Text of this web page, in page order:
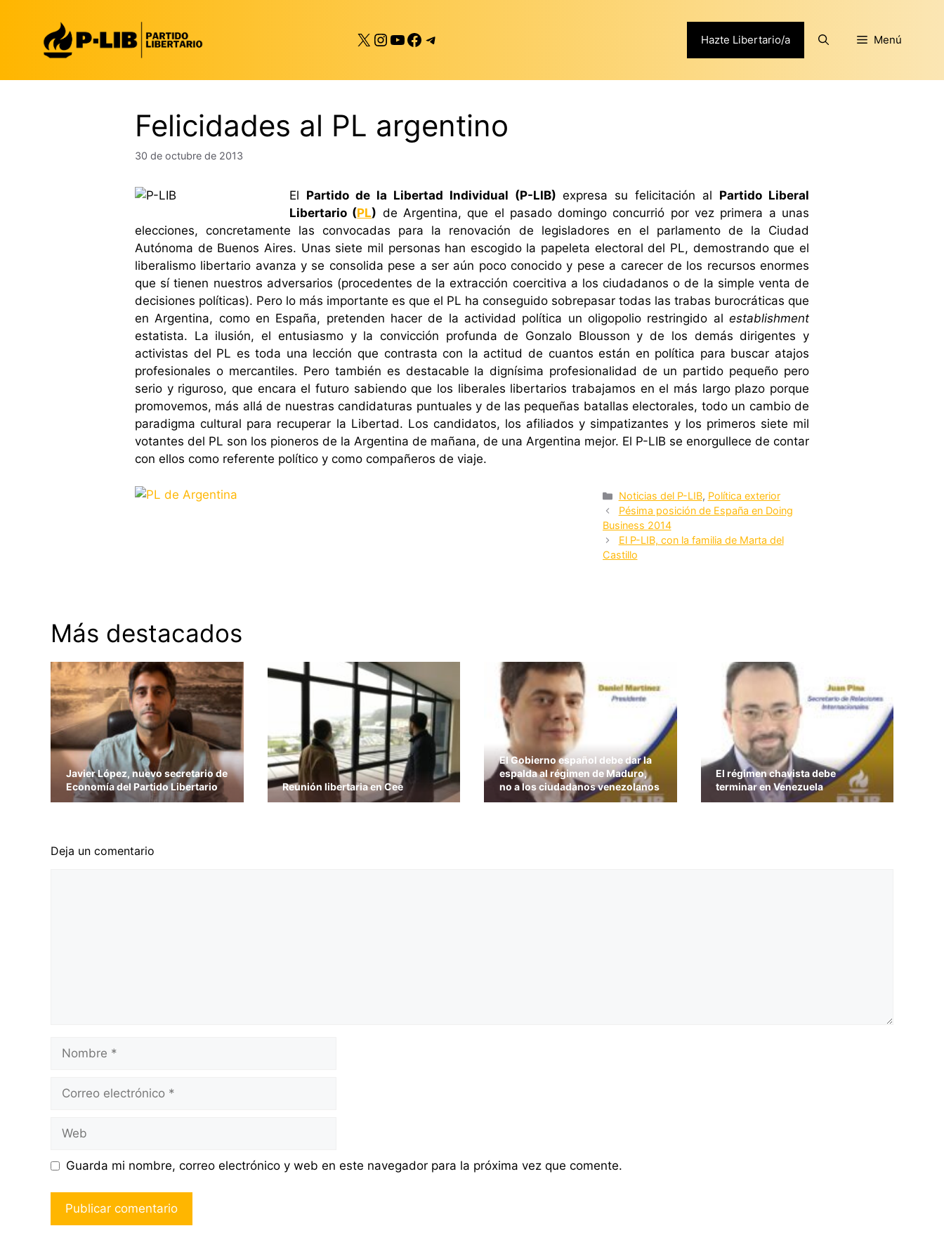
contenido
X Instagram
YouTube
Facebook
Telegram Hazte Libertario/a Menú
Felicidades al PL argentino
30 de octubre de 2013
El Partido de la Libertad Individual (P-LIB) expresa su felicitación al Partido Liberal
Libertario (PL) de Argentina, que el pasado domingo concurrió por vez primera a unas
elecciones, concretamente las convocadas para la renovación de legisladores en el parlamento de la Ciudad
Autónoma de Buenos Aires. Unas siete mil personas han escogido la papeleta electoral del PL, demostrando que el
liberalismo libertario avanza y se consolida pese a ser aún poco conocido y pese a carecer de los recursos enormes
que sí tienen nuestros adversarios (procedentes de la extracción coercitiva a los ciudadanos o de la simple venta de
decisiones políticas). Pero lo más importante es que el PL ha conseguido sobrepasar todas las trabas burocráticas que
en Argentina, como en España, pretenden hacer de la actividad política un oligopolio restringido al establishment
estatista. La ilusión, el entusiasmo y la convicción profunda de Gonzalo Blousson y de los demás dirigentes y
activistas del PL es toda una lección que contrasta con la actitud de cuantos están en política para buscar atajos
profesionales o mercantiles. Pero también es destacable la dignísima profesionalidad de un partido pequeño pero
serio y riguroso, que encara el futuro sabiendo que los liberales libertarios trabajamos en el más largo plazo porque
promovemos, más allá de nuestras candidaturas puntuales y de las pequeñas batallas electorales, todo un cambio de
paradigma cultural para recuperar la Libertad. Los candidatos, los afiliados y simpatizantes y los primeros siete mil
votantes del PL son los pioneros de la Argentina de mañana, de una Argentina mejor. El P-LIB se enorgullece de contar
con ellos como referente político y como compañeros de viaje.
Categorías
Noticias del P-LIB, Política exterior
Pésima posición de España en Doing
Business 2014
El P-LIB, con la familia de Marta del
Castillo
Más destacados
Javier López, nuevo secretario de
Economía del Partido Libertario
Reunión libertaria en Cee
El Gobierno español debe dar la
espalda al régimen de Maduro,
no a los ciudadanos venezolanos
El régimen chavista debe
terminar en Venezuela
Deja un comentario
electrónico
Guarda mi nombre, correo electrónico y web en este navegador para la próxima vez que comente.